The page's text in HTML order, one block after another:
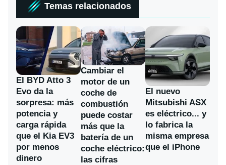
Temas relacionados
El BYD Atto 3
Evo da la
sorpresa: más
potencia y
carga rápida
que el Kia EV3
por menos
dinero
Cambiar el
motor de un
coche de
combustión
puede costar
más que la
batería de un
coche eléctrico:
las cifras
El nuevo
Mitsubishi ASX
es eléctrico... y
lo fabrica la
misma empresa
que el iPhone